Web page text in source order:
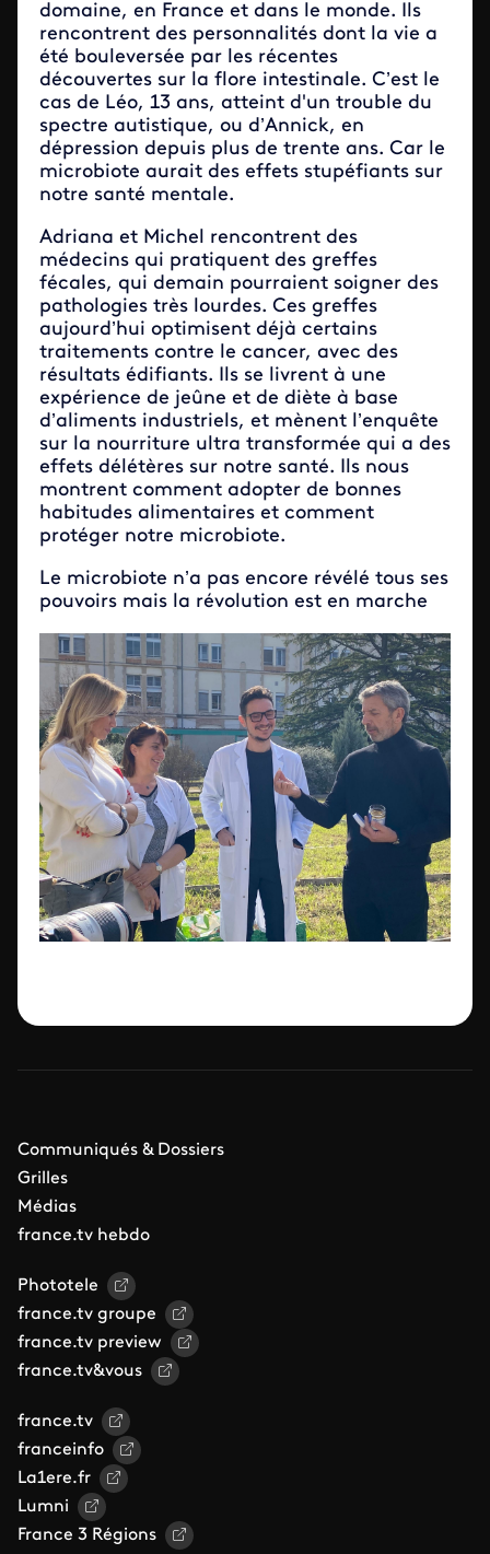
domaine, en France et dans le monde. Ils
rencontrent des personnalités dont la vie a
été bouleversée par les récentes
découvertes sur la flore intestinale. C’est le
cas de Léo, 13 ans, atteint d'un trouble du
spectre autistique, ou d’Annick, en
dépression depuis plus de trente ans. Car le
microbiote aurait des effets stupéfiants sur
notre santé mentale.
Adriana et Michel rencontrent des
médecins qui pratiquent des greffes
fécales, qui demain pourraient soigner des
pathologies très lourdes. Ces greffes
aujourd’hui optimisent déjà certains
traitements contre le cancer, avec des
résultats édifiants. Ils se livrent à une
expérience de jeûne et de diète à base
d’aliments industriels, et mènent l’enquête
sur la nourriture ultra transformée qui a des
effets délétères sur notre santé. Ils nous
montrent comment adopter de bonnes
habitudes alimentaires et comment
protéger notre microbiote.
Le microbiote n’a pas encore révélé tous ses
pouvoirs mais la révolution est en marche
Communiqués & Dossiers
Grilles
Médias
france.tv hebdo
Phototele
france.tv groupe
france.tv preview
france.tv&vous
france.tv
franceinfo
La1ere.fr
Lumni
France 3 Régions